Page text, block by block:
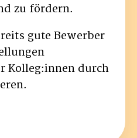
zu fördern.
gute Bewerber
Kolleg:innen durch